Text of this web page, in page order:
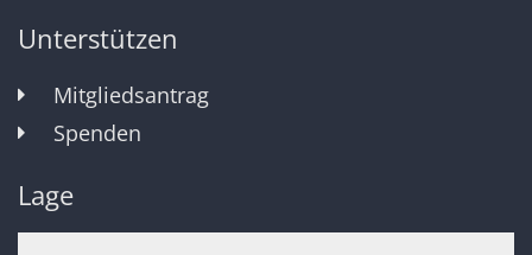
Unterstützen
Mitgliedsantrag
Spenden
Lage